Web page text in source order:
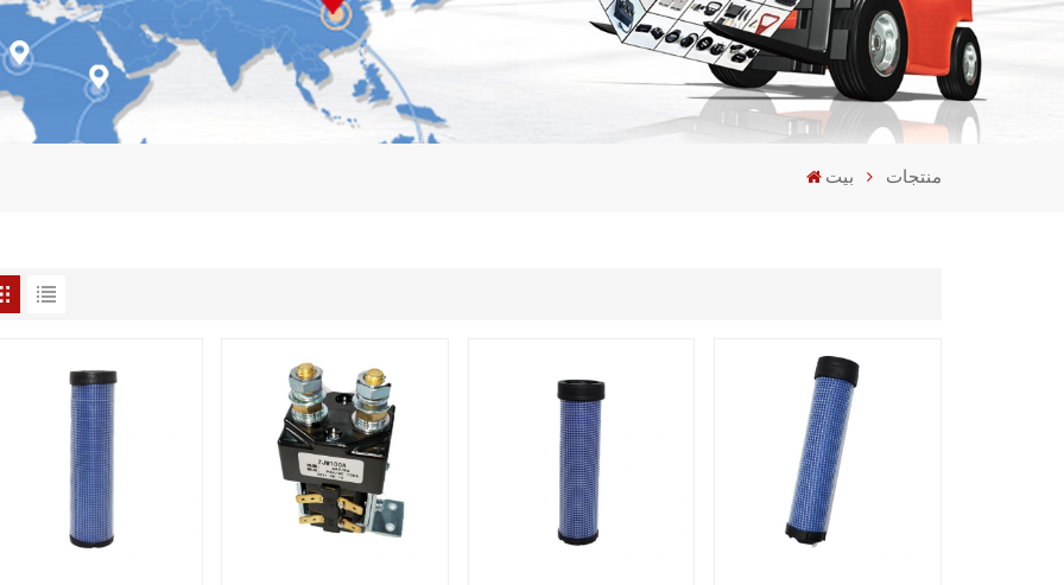
русский
español
português
بيت منتجات